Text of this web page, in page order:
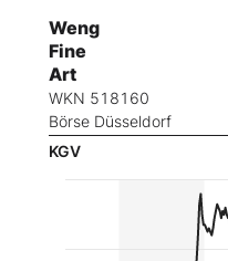
Weng
Fine
Art
WKN 518160
Börse Düsseldorf
KGV